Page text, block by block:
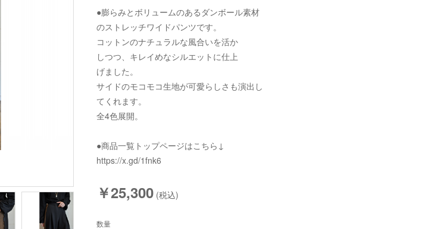
●膨らみとボリュームのあるダンボール素材
のストレッチワイドパンツです。
コットンのナチュラルな風合いを活か
しつつ、キレイめなシルエットに仕上
げました。
サイドのモコモコ生地が可愛らしさも演出し
てくれます。
全4色展開。
●商品一覧トップページはこちら↓
https://x.gd/1fnk6
￥25,300 (税込)
数量